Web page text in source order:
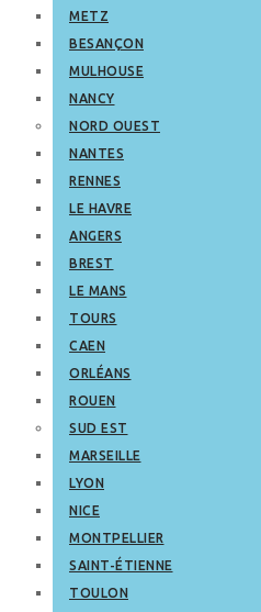
METZ
BESANÇON
MULHOUSE
NANCY
NORD OUEST
NANTES
RENNES
LE HAVRE
ANGERS
BREST
LE MANS
TOURS
CAEN
ORLÉANS
ROUEN
SUD EST
MARSEILLE
LYON
NICE
MONTPELLIER
SAINT-ÉTIENNE
TOULON